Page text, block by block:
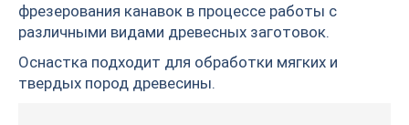
фрезерования канавок в процессе работы с
различными видами древесных заготовок.
Оснастка подходит для обработки мягких и
твердых пород древесины.